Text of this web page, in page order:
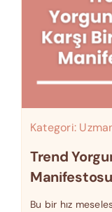
Kategori:
Trend
Manifestosu
Bu bir hız